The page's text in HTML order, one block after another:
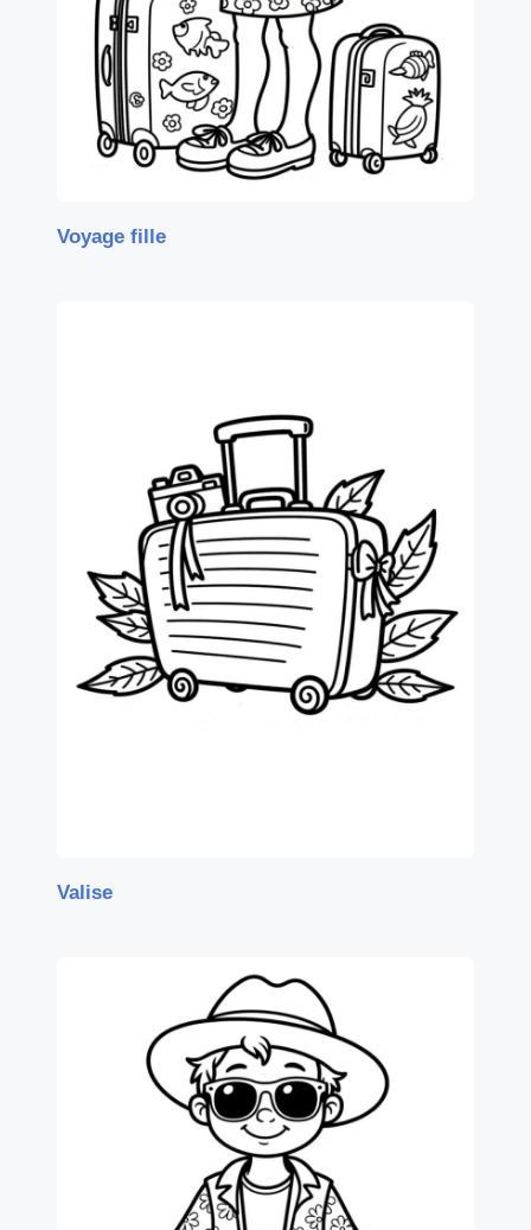
Voyage fille
Valise